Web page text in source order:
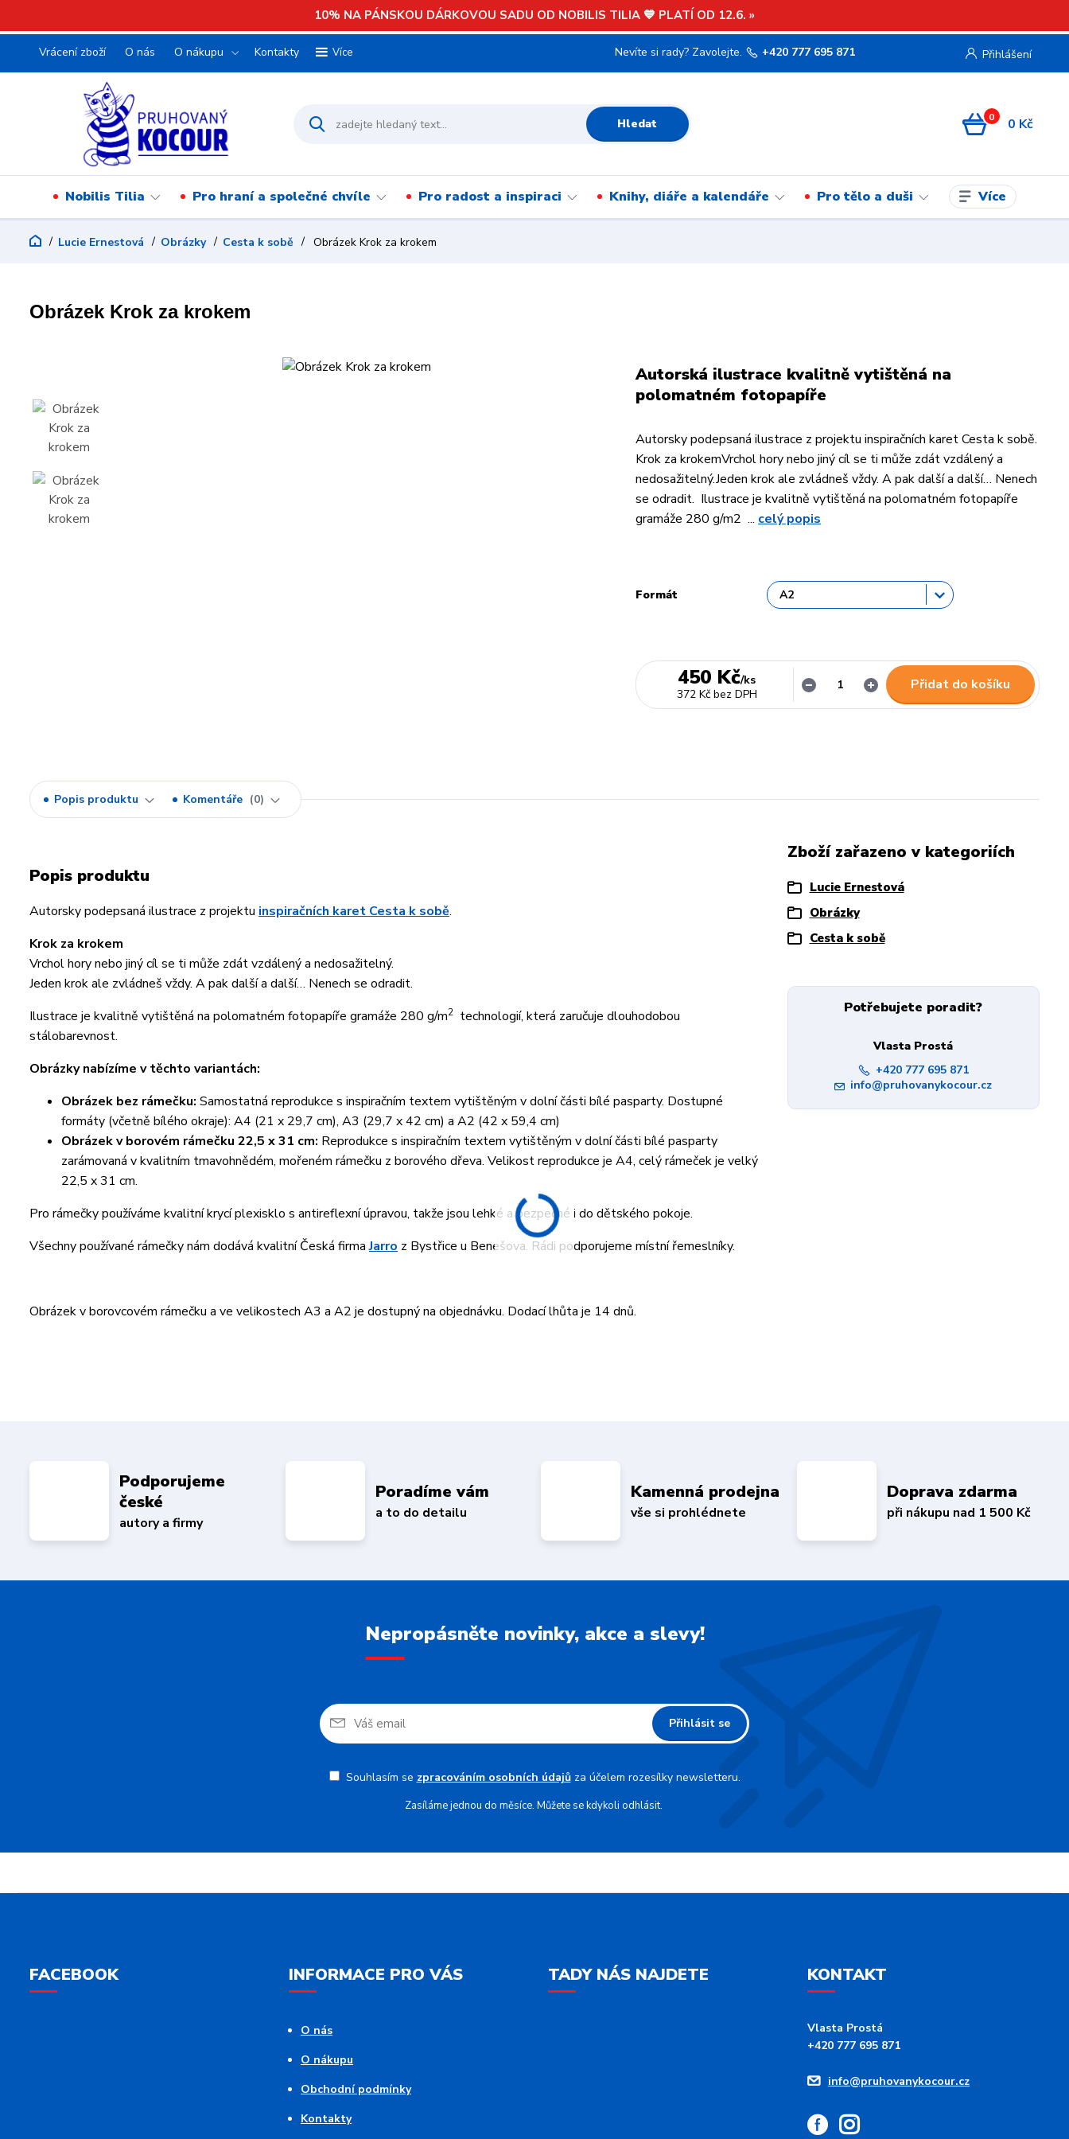
10% NA PÁNSKOU DÁRKOVOU SADU OD NOBILIS TILIA 💙 PLATÍ OD 12.6. »
Vrácení zboží O nás O nákupu Kontakty Více Přihlášení
Hledat
Nevíte si rady? Zavolejte. +420 777 695 871
0 0 Kč
Nobilis Tilia Pro hraní a společné chvíle Pro radost a inspiraci Knihy, diáře a kalendáře Pro tělo a duši Více
Lucie Ernestová Obrázky Cesta k sobě Obrázek Krok za krokem
Obrázek Krok za krokem
Autorská ilustrace kvalitně vytištěná na
polomatném fotopapíře
Autorsky podepsaná ilustrace z projektu inspiračních karet Cesta k sobě.
Krok za krokemVrchol hory nebo jiný cíl se ti může zdát vzdálený a
nedosažitelný.Jeden krok ale zvládneš vždy. A pak další a další… Nenech
se odradit. Ilustrace je kvalitně vytištěná na polomatném fotopapíře
gramáže 280 g/m2 ... celý popis
Formát
450 Kč/ks
372 Kč bez DPH
Přidat do košíku
Popis produktu Komentáře 0
Popis produktu
Autorsky podepsaná ilustrace z projektu inspiračních karet Cesta k sobě.
Krok za krokem
Vrchol hory nebo jiný cíl se ti může zdát vzdálený a nedosažitelný.
Jeden krok ale zvládneš vždy. A pak další a další… Nenech se odradit.
Ilustrace je kvalitně vytištěná na polomatném fotopapíře gramáže 280 g/m2 technologií, která zaručuje dlouhodobou
stálobarevnost.
Obrázky nabízíme v těchto variantách:
Obrázek bez rámečku: Samostatná reprodukce s inspiračním textem vytištěným v dolní části bílé pasparty. Dostupné
formáty (včetně bílého okraje): A4 (21 x 29,7 cm), A3 (29,7 x 42 cm) a A2 (42 x 59,4 cm)
Obrázek v borovém rámečku 22,5 x 31 cm: Reprodukce s inspiračním textem vytištěným v dolní části bílé pasparty
zarámovaná v kvalitním tmavohnědém, mořeném rámečku z borového dřeva. Velikost reprodukce je A4, celý rámeček je velký
22,5 x 31 cm.
Pro rámečky používáme kvalitní krycí plexisklo s antireflexní úpravou, takže jsou lehké a bezpečné i do dětského pokoje.
Všechny používané rámečky nám dodává kvalitní Česká firmaJarro z Bystřice u Benešova. Rádi podporujeme místní řemeslníky.
Obrázek v borovcovém rámečku a ve velikostech A3 a A2 je dostupný na objednávku. Dodací lhůta je 14 dnů.
Zboží zařazeno v kategoriích
Lucie Ernestová
Obrázky
Cesta k sobě
Potřebujete poradit?
Vlasta Prostá
+420 777 695 871
info@pruhovanykocour.cz
Podporujeme
české
autory a firmy
Poradíme vám
a to do detailu
Kamenná prodejna
vše si prohlédnete
Doprava zdarma
při nákupu nad 1 500 Kč
Nepropásněte novinky, akce a slevy!
Přihlásit se
Souhlasím se zpracováním osobních údajůza účelem rozesílky newsletteru.
Zasíláme jednou do měsíce. Můžete se kdykoli odhlásit.
FACEBOOK INFORMACE PRO VÁS
O nás
O nákupu
Obchodní podmínky
Kontakty
TADY NÁS NAJDETE KONTAKT
Vlasta Prostá
+420 777 695 871
info@pruhovanykocour.cz